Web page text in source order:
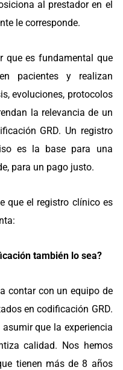
al prestador en el
le corresponde.
que es fundamental que
pacientes y realizan
evoluciones, protocolos
la relevancia de un
GRD. Un registro
es la base para una
para un pago justo.
que el registro clínico es
también lo sea?
contar con un equipo de
en codificación GRD.
que la experiencia
calidad. Nos hemos
tienen más de 8 años